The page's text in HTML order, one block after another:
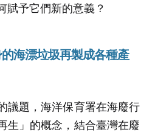
賦予它們新的意義？
海漂垃圾再製成各種產
議題，海洋保育署在海廢行
生」的概念，結合臺灣在廢